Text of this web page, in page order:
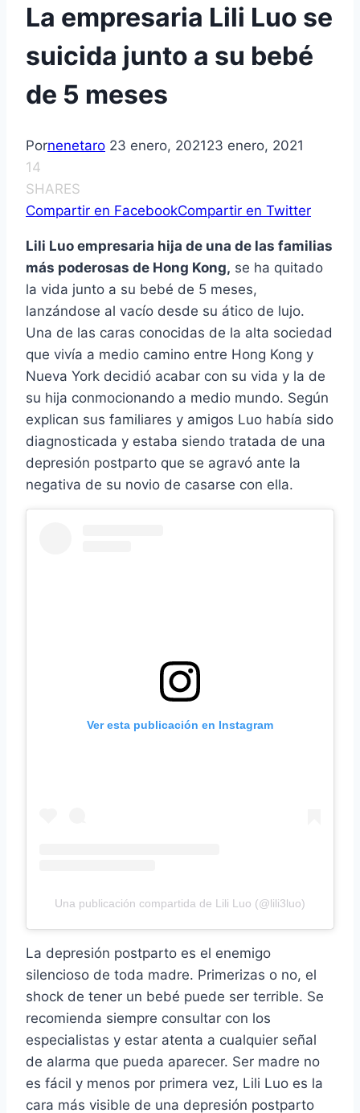
La empresaria Lili Luo se
suicida junto a su bebé
de 5 meses
Pornenetaro 23 enero, 202123 enero, 2021
14
SHARES
Compartir en FacebookCompartir en Twitter
Lili Luo empresaria hija de una de las familias
más poderosas de Hong Kong, se ha quitado
la vida junto a su bebé de 5 meses,
lanzándose al vacío desde su ático de lujo.
Una de las caras conocidas de la alta sociedad
que vivía a medio camino entre Hong Kong y
Nueva York decidió acabar con su vida y la de
su hija conmocionando a medio mundo. Según
explican sus familiares y amigos Luo había sido
diagnosticada y estaba siendo tratada de una
depresión postparto que se agravó ante la
negativa de su novio de casarse con ella.
Ver esta publicación en Instagram
Una publicación compartida de Lili Luo (@lili3luo)
La depresión postparto es el enemigo
silencioso de toda madre. Primerizas o no, el
shock de tener un bebé puede ser terrible. Se
recomienda siempre consultar con los
especialistas y estar atenta a cualquier señal
de alarma que pueda aparecer. Ser madre no
es fácil y menos por primera vez, Lili Luo es la
cara más visible de una depresión postparto